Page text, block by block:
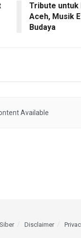
Tribute untuk
Aceh, Musik
Budaya
Available
Disclaimer